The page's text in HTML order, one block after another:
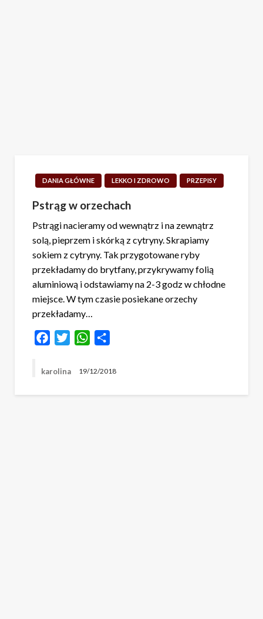
DANIA GŁÓWNE LEKKO I ZDROWO PRZEPISY
Pstrąg w orzechach
Pstrągi nacieramy od wewnątrz i na zewnątrz
solą, pieprzem i skórką z cytryny. Skrapiamy
sokiem z cytryny. Tak przygotowane ryby
przekładamy do brytfany, przykrywamy folią
aluminiową i odstawiamy na 2-3 godz w chłodne
miejsce. W tym czasie posiekane orzechy
przekładamy…
FacebookTwitterWhatsApp
karolina 19/12/2018